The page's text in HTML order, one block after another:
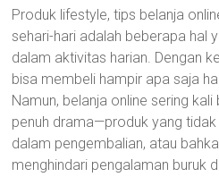
Produk lifestyle, tips belanja
sehari-hari adalah beberapa hal
dalam aktivitas harian. Dengan
bisa membeli hampir apa saja
Namun, belanja online sering
penuh drama—produk yang
dalam pengembalian, atau
menghindari pengalaman buruk